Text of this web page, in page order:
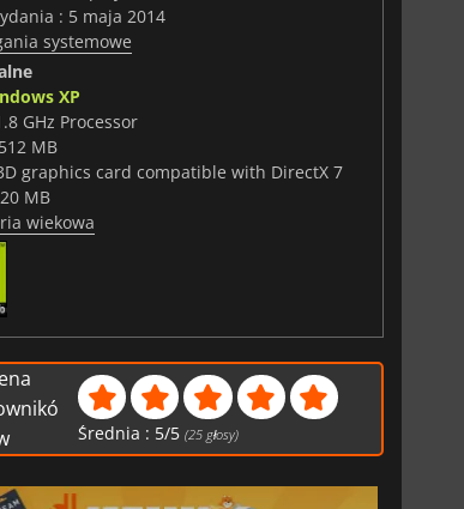
: 5 maja 2014
systemowe
XP
GHz Processor
MB
graphics card compatible with DirectX 7
MB
wiekowa
Średnia : 5/5 (25 głosy)